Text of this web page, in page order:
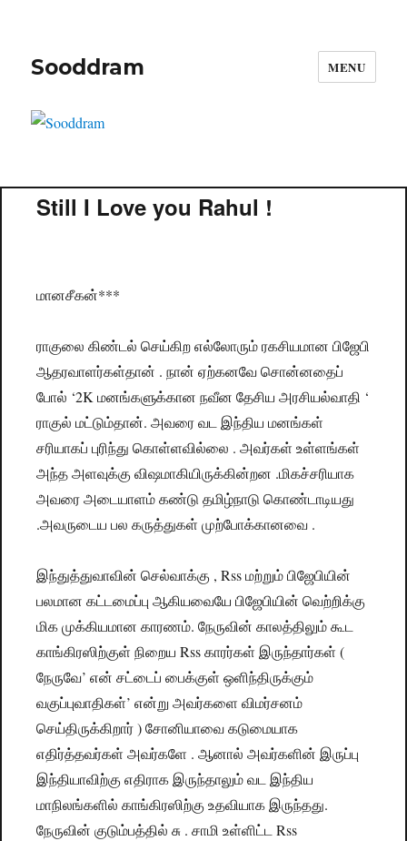
Sooddram MENU
Still I Love you Rahul !
மானசீகன்***
ராகுலை கிண்டல் செய்கிற எல்லோரும் ரகசியமான பிஜேபி
ஆதரவாளர்கள்தான் . நான் ஏற்கனவே சொன்னதைப்
போல் ‘2K மனங்களுக்கான நவீன தேசிய அரசியல்வாதி ‘
ராகுல் மட்டும்தான். அவரை வட இந்திய மனங்கள்
சரியாகப் புரிந்து கொள்ளவில்லை . அவர்கள் உள்ளங்கள்
அந்த அளவுக்கு விஷமாகியிருக்கின்றன .மிகச்சரியாக
அவரை அடையாளம் கண்டு தமிழ்நாடு கொண்டாடியது
.அவருடைய பல கருத்துகள் முற்போக்கானவை .
இந்துத்துவாவின் செல்வாக்கு , Rss மற்றும் பிஜேபியின்
பலமான கட்டமைப்பு ஆகியவையே பிஜேபியின் வெற்றிக்கு
மிக முக்கியமான காரணம். நேருவின் காலத்திலும் கூட
காங்கிரஸிற்குள் நிறைய Rss காரர்கள் இருந்தார்கள் (
நேருவே’ என் சட்டைப் பைக்குள் ஒளிந்திருக்கும்
வகுப்புவாதிகள்’ என்று அவர்களை விமர்சனம்
செய்திருக்கிறார் ) சோனியாவை கடுமையாக
எதிர்த்தவர்கள் அவர்களே . ஆனால் அவர்களின் இருப்பு
இந்தியாவிற்கு எதிராக இருந்தாலும் வட இந்திய
மாநிலங்களில் காங்கிரஸிற்கு உதவியாக இருந்தது.
நேருவின் குடும்பத்தில் சு . சாமி உள்ளிட்ட Rss